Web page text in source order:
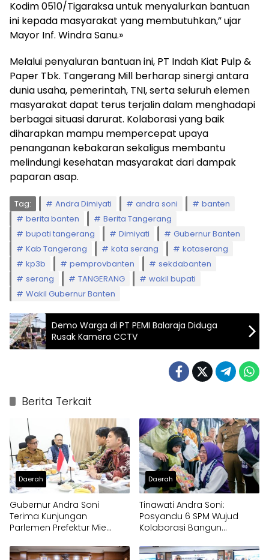
Kodim 0510/Tigaraksa untuk menyalurkan bantuan
ini kepada masyarakat yang membutuhkan,” ujar
Mayor Inf. Windra Sanu.»
Melalui penyaluran bantuan ini, PT Indah Kiat Pulp &
Paper Tbk. Tangerang Mill berharap sinergi antara
dunia usaha, pemerintah, TNI, serta seluruh elemen
masyarakat dapat terus terjalin dalam menghadapi
berbagai situasi darurat. Kolaborasi yang baik
diharapkan mampu mempercepat upaya
penanganan kebakaran sekaligus membantu
melindungi kesehatan masyarakat dari dampak
paparan asap.
Tag: Andra Dimiyati andra soni
banten
berita banten
Berita Tangerang
bupati tangerang
Dimiyati
Gubernur Banten
Kab Tangerang
kota serang
kotaserang
kp3b
pemprovbanten
sekdabanten
serang
TANGERANG
wakil bupati
Wakil Gubernur Banten
Demo Warga di PT PEMI Balaraja Diduga
Rusak Kamera CCTV
Berita Terkait
Daerah
Gubernur Andra Soni
Terima Kunjungan
Parlemen Prefektur Mie
Daerah
Tinawati Andra Soni:
Posyandu 6 SPM Wujud
Kolaborasi Bangun